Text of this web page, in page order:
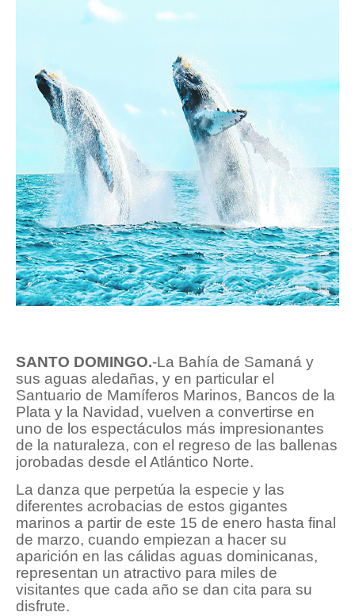
SANTO DOMINGO.-La Bahía de Samaná y
sus aguas aledañas, y en particular el
Santuario de Mamíferos Marinos, Bancos de la
Plata y la Navidad, vuelven a convertirse en
uno de los espectáculos más impresionantes
de la naturaleza, con el regreso de las ballenas
jorobadas desde el Atlántico Norte.
La danza que perpetúa la especie y las
diferentes acrobacias de estos gigantes
marinos a partir de este 15 de enero hasta final
de marzo, cuando empiezan a hacer su
aparición en las cálidas aguas dominicanas,
representan un atractivo para miles de
visitantes que cada año se dan cita para su
disfrute.